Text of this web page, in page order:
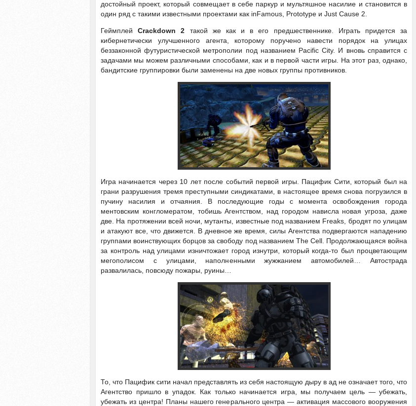
достойный проект, который совмещает в себе паркур и мультяшное насилие и становится в
один ряд с такими известными проектами как inFamous, Prototype и Just Cause 2.
ГеймплейCrackdown 2 такой же как и в его предшественнике. Играть придется за
кибернетически улучшенного агента, которому поручено навести порядок на улицах
беззаконной футуристической метрополии под названием Pacific City. И вновь справится с
задачами мы можем различными способами, как и в первой части игры. На этот раз, однако,
бандитские группировки были заменены на две новых группы противников.
Игра начинается через 10 лет после событий первой игры. Пацифик Сити, который был на
грани разрушения тремя преступными синдикатами, в настоящее время снова погрузился в
пучину насилия и отчаяния. В последующие годы с момента освобождения города
ментовским конгломератом, тобишь Агентством, над городом нависла новая угроза, даже
две. На протяжении всей ночи, мутанты, известные под названием Freaks, бродят по улицам
и атакуют все, что движется. В дневное же время, силы Агентства подвергаются нападению
группами воинствующих борцов за свободу под названием The Cell. Продолжающаяся война
за контроль над улицами изничтожает город изнутри, который когда-то был процветающим
мегополисом с улицами, наполненными жужжанием автомобилей… Автострада
развалилась, повсюду пожары, руины…
То, что Пацифик сити начал представлять из себя настоящую дыру в ад не означает того, что
Агентство пришло в упадок. Как только начинается игра, мы получаем цель — убежать,
убежать из центра! Планы нашего генерального центра — активация массового вооружения